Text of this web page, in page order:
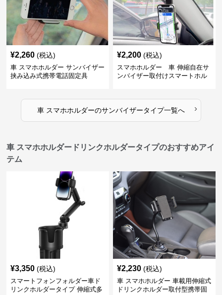
¥2,260 (税込)
車 スマホホルダー サンバイザー
挟み込み式携帯電話固定具
¥2,200 (税込)
スマホホルダー 車 伸縮自在サ
ンバイザー取付けスマートホル
車 スマホホルダーのサンバイザータイプ一覧へ ›
車 スマホホルダードリンクホルダータイプのおすすめアイ
テム
¥3,350 (税込)
スマートフォンフォルダー車ド
リンクホルダータイプ 伸縮式多
¥2,230 (税込)
車 スマホホルダー 車載用伸縮式
ドリンクホルダー取付型携帯固